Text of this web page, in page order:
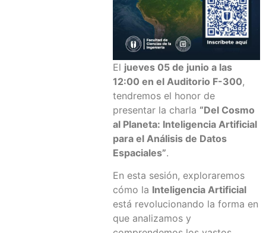
El jueves 05 de junio a las
12:00 en el Auditorio F-300,
tendremos el honor de
presentar la charla “Del Cosmo
al Planeta: Inteligencia Artificial
para el Análisis de Datos
Espaciales”.
En esta sesión, exploraremos
cómo la Inteligencia Artificial
está revolucionando la forma en
que analizamos y